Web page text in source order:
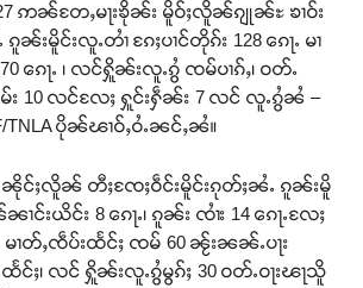
ဢၼ်တႄႇမႃးၶိုၼ်း မိူဝ်ႈလိူၼ်ၵျုၼ်ႊ ၶၢဝ်း
မိူင်းလူႉတၢႆ ၵႄႈပၢင်တိုၵ်း 128 ၵေႃႉ မၢ
ၵေႃႉ ၊ လင်ႁိူၼ်းလူႉၵွႆ ၸမ်ပၢၵ်ႇ၊ ဝတ်ႉ
း 10 လင်လႄႈ ႁူင်းႁဵၼ်း 7 လင် လူႉၵွႆၼႆ –
TNLA ပိုၼ်ၽၢဝ်ႇဝႆႉၼင်ႇၼႆ။
း ၼိုင်ႈလိူၼ် တီႈၸႄႈဝဵင်းမိူင်းၵုတ်ႈၼႆႉ ၵူၼ်းမိူ
ၢင်းယိင်း 8 ၵေႃႉ၊ ၵူၼ်း ၸၢႆး 14 ၵေႃႉလႄႈ
မၢတ်ႇၸဵပ်းထႅင်ႈ ၸမ် 60 ၼႂ်းၼၼ်ႉပႃး
င်ႈ၊ လင် ႁိူၼ်းလူႉၵွႆမွၵ်ႈ 30 ဝတ်ႉဝႃးၽႃသိူ